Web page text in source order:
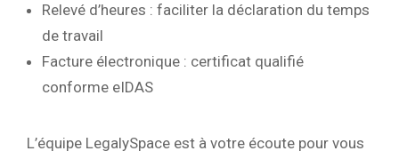
Relevé d’heures : faciliter la déclaration du temps
de travail
Facture électronique : certificat qualifié
conforme eIDAS
L’équipe LegalySpace est à votre écoute pour vous